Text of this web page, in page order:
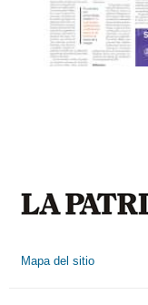
Mapa del sitio